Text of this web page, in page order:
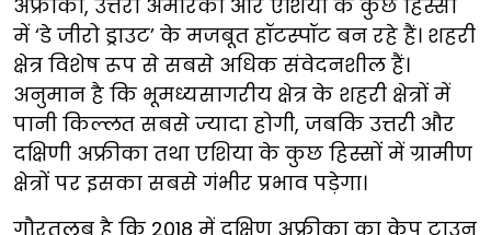
अफ्रीका, उत्तरी अमेरिका और एशिया के कुछ हिस्सों
में ‘डे जीरो ड्राउट’ के मजबूत हॉटस्पॉट बन रहे हैं। शहरी
क्षेत्र विशेष रूप से सबसे अधिक संवेदनशील हैं।
अनुमान है कि भूमध्यसागरीय क्षेत्र के शहरी क्षेत्रों में
पानी किल्लत सबसे ज्यादा होगी, जबकि उत्तरी और
दक्षिणी अफ्रीका तथा एशिया के कुछ हिस्सों में ग्रामीण
क्षेत्रों पर इसका सबसे गंभीर प्रभाव पड़ेगा।
गौरतलब है कि 2018 में दक्षिण अफ्रीका का केप टाउन